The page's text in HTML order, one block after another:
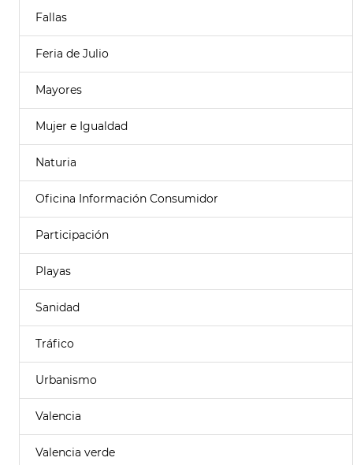
Fallas
Feria de Julio
Mayores
Mujer e Igualdad
Naturia
Oficina Información Consumidor
Participación
Playas
Sanidad
Tráfico
Urbanismo
Valencia
Valencia verde